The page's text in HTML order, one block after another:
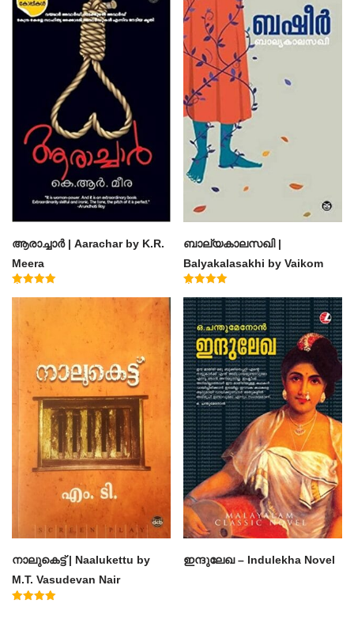
ആരാച്ചാര്‍ | Aarachar by K.R.
Meera
ബാല്യകാലസഖി |
Balyakalasakhi by Vaikom
Muhammad Basheer
4.60
out of 5
നാലുകെട്ട് | Naalukettu by
M.T. Vasudevan Nair
ഇന്ദുലേഖ – Indulekha Novel